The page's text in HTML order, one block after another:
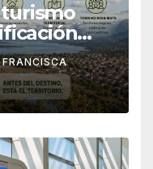
FRANCISCA